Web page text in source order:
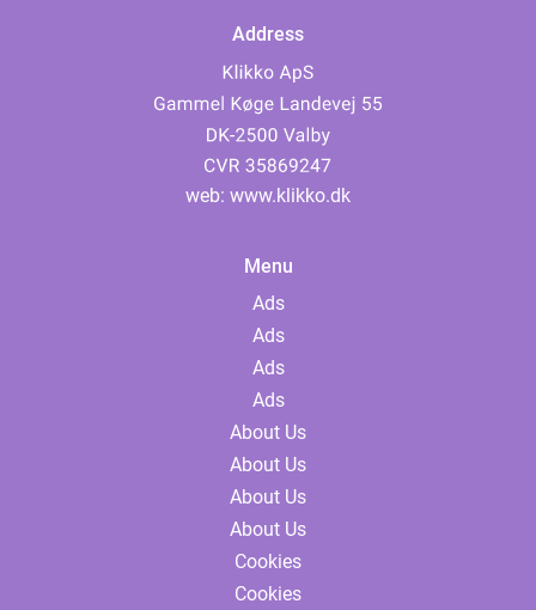
Address
web: www.klikko.dk
Menu
Ads
Ads
Ads
Ads
About Us
About Us
About Us
About Us
Cookies
Cookies